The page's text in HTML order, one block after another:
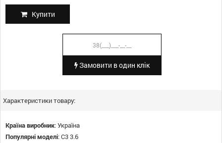
Купити
Замовити в один клік
Характеристики товару:
Країна виробник:Україна
Популярні моделі:С3 3.6